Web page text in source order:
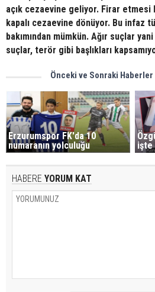
açık cezaevine geliyor. Firar etmesi
kapalı cezaevine dönüyor. Bu infaz
bakımından mümkün. Ağır suçlar
suçlar, terör gibi başlıkları
Önceki ve Sonraki Haberler
Erzurumspor FK'da 10
numaranın yolculuğu
işte
HABERE YORUM KAT